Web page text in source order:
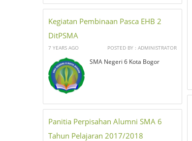
Kegiatan Pembinaan Pasca EHB 2
DitPSMA
7 YEARS AGO POSTED BY : ADMINISTRATOR
SMA Negeri 6 Kota Bogor
Panitia Perpisahan Alumni SMA 6
Tahun Pelajaran 2017/2018